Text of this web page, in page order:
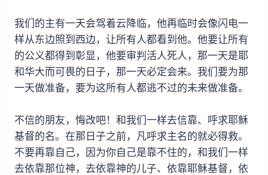
我们的主有一天会驾着云降临，他再临时会像闪电一
样从东边照到西边，让所有人都看到他。他要让所有
的公义都得到彰显，他要审判活人死人，那一天是耶
和华大而可畏的日子，那一天必定会来。我们要为那
一天做准备，要为这所有人都逃不过的未来做准备。
不信的朋友，悔改吧！和我们一样去信靠、呼求耶稣
基督的名。在那日子之前，凡呼求主名的就必得救。
不要再靠自己，因为你自己是靠不住的，和我们一样
去依靠那位神，去依靠神的儿子、依靠耶稣基督，依